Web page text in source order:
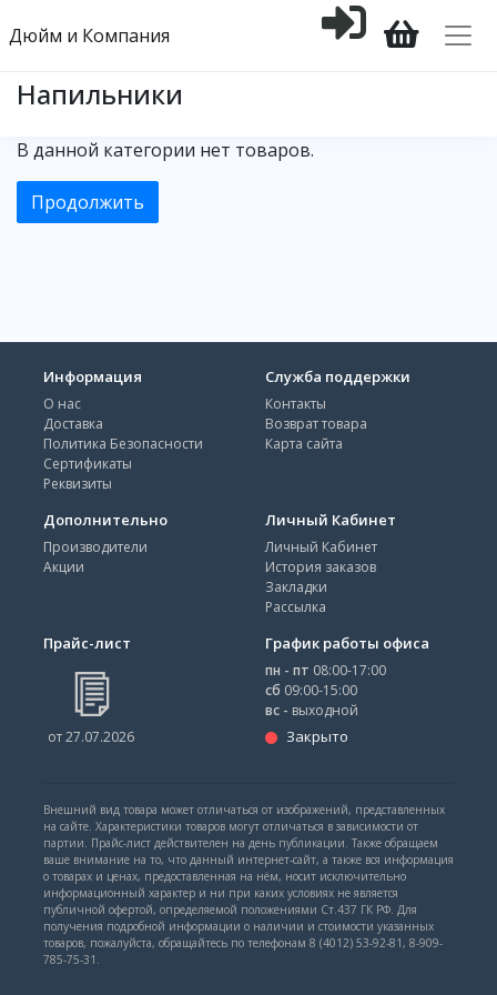
Дюйм и Компания
Напильники
В данной категории нет товаров.
Продолжить
Информация
О нас
Доставка
Политика Безопасности
Сертификаты
Реквизиты
Служба поддержки
Контакты
Возврат товара
Карта сайта
Дополнительно
Производители
Акции
Личный Кабинет
Личный Кабинет
История заказов
Закладки
Рассылка
Прайс-лист
от 27.07.2026
График работы офиса
пн - пт 08:00-17:00
сб 09:00-15:00
вс - выходной
Закрыто
Внешний вид товара может отличаться от изображений, представленных
на сайте. Характеристики товаров могут отличаться в зависимости от
партии. Прайс-лист действителен на день публикации. Также обращаем
ваше внимание на то, что данный интернет-сайт, а также вся информация
о товарах и ценах, предоставленная на нём, носит исключительно
информационный характер и ни при каких условиях не является
публичной офертой, определяемой положениями Ст.437 ГК РФ. Для
получения подробной информации о наличии и стоимости указанных
товаров, пожалуйста, обращайтесь по телефонам 8 (4012) 53-92-81, 8-909-
785-75-31.